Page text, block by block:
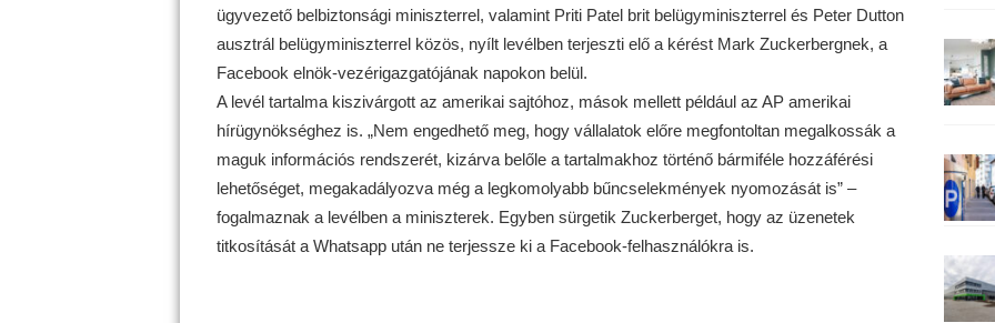
ügyvezető belbiztonsági miniszterrel, valamint Priti Patel brit belügyminiszterrel és Peter Dutton
ausztrál belügyminiszterrel közös, nyílt levélben terjeszti elő a kérést Mark Zuckerbergnek, a
Facebook elnök-vezérigazgatójának napokon belül.
A levél tartalma kiszivárgott az amerikai sajtóhoz, mások mellett például az AP amerikai
hírügynökséghez is. „Nem engedhető meg, hogy vállalatok előre megfontoltan megalkossák a
maguk információs rendszerét, kizárva belőle a tartalmakhoz történő bármiféle hozzáférési
lehetőséget, megakadályozva még a legkomolyabb bűncselekmények nyomozását is” –
fogalmaznak a levélben a miniszterek. Egyben sürgetik Zuckerberget, hogy az üzenetek
titkosítását a Whatsapp után ne terjessze ki a Facebook-felhasználókra is.